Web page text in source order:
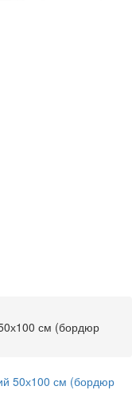
см (бордюр